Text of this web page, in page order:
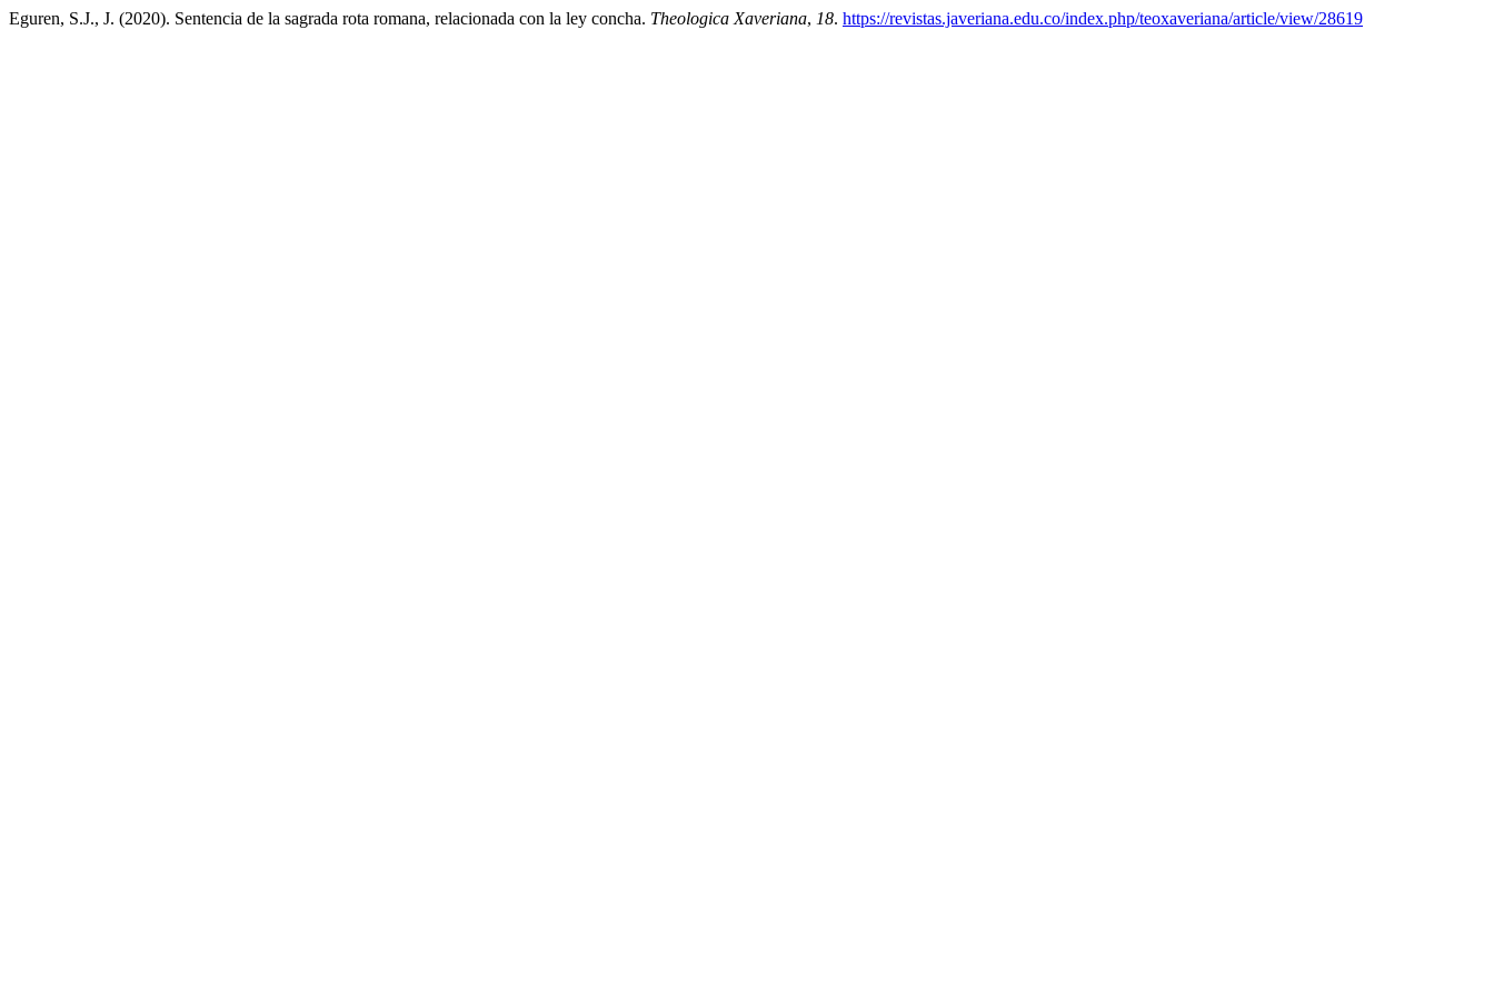
Eguren, S.J., J. (2020). Sentencia de la sagrada rota romana, relacionada con la ley concha. Theologica Xaveriana, 18. https://revistas.javeriana.edu.co/index.php/teoxaveriana/article/view/28619